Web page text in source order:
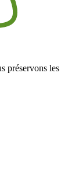
préservons les